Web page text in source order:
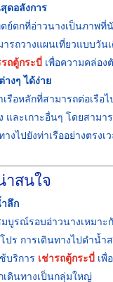
ดอลังการ
ย์ตกที่อ่าวนางเป็นภาพที่นั
รถวางแผนเที่ยวแบบวัน
ถตู้กระบี่เพื่อความคล่อง
างๆ ได้ง่าย
รือหลักที่สามารถต่อเรือไ
และเกาะอื่นๆ โดยสามา
งไปยังท่าเรืออย่างตรงเ
สนใจ
ลึก
บูรณ์รอบอ่าวนางเหมาะ
ปร การเดินทางไปดำน้ำ
บริการ เช่ารถตู้กระบี่เพื่
เดินทางเป็นกลุ่มใหญ่